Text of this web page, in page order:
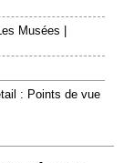
Les Musées
: Points de vue